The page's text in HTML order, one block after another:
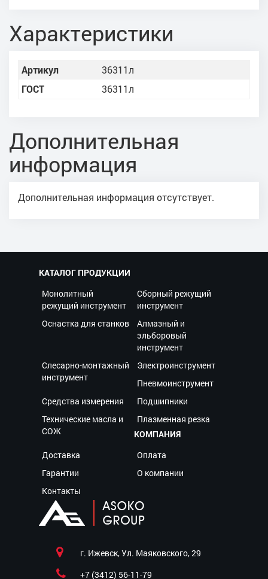
Характеристики
Артикул
36311л
ГОСТ
36311л
Дополнительная
информация
Дополнительная информация отсутствует.
КАТАЛОГ ПРОДУКЦИИ
Монолитный
режущий инструмент
Сборный режущий
инструмент
Оснастка для станков
Алмазный и
эльборовый
инструмент
Слесарно-монтажный
инструмент
Электроинструмент
Пневмоинструмент
Средства измерения
Подшипники
Технические масла и
СОЖ
Плазменная резка
КОМПАНИЯ
Доставка
Оплата
Гарантии
О компании
Контакты
г. Ижевск, Ул. Маяковского, 29
+7 (3412) 56-11-79